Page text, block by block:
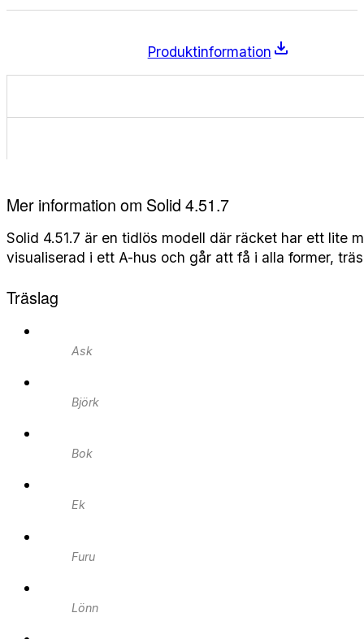
Produktinformation
Mer information om Solid 4.51.7
Solid 4.51.7 är en tidlös modell där räcket har ett lite
visualiserad i ett A-hus och går att få i alla former,
Träslag
Ask
Björk
Bok
Ek
Furu
Lönn